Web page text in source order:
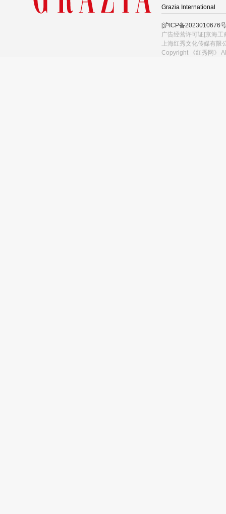
Grazia International
[沪ICP备2023010676
广告经营许可证[京海
上海红秀文化传媒有限
Copyright 《红秀网》